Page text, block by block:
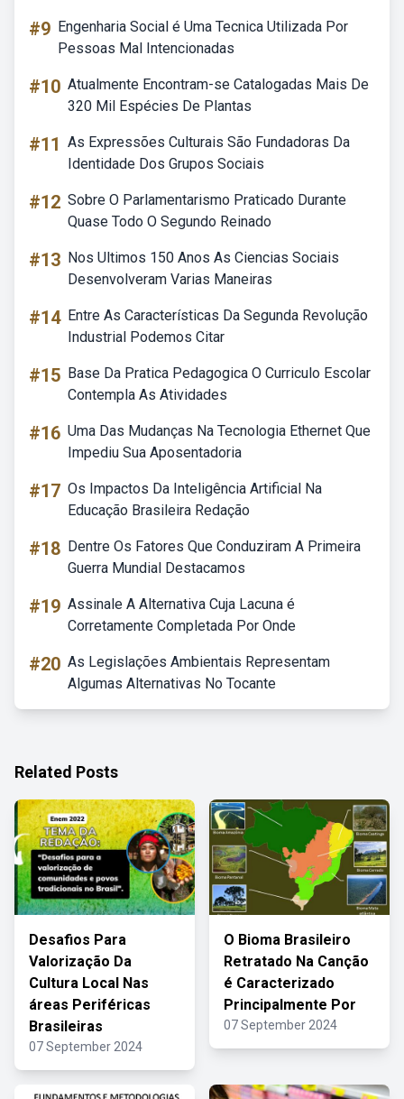
#9 Engenharia Social é Uma Tecnica Utilizada Por
Pessoas Mal Intencionadas
#10 Atualmente Encontram-se Catalogadas Mais De
320 Mil Espécies De Plantas
#11 As Expressões Culturais São Fundadoras Da
Identidade Dos Grupos Sociais
#12 Sobre O Parlamentarismo Praticado Durante
Quase Todo O Segundo Reinado
#13 Nos Ultimos 150 Anos As Ciencias Sociais
Desenvolveram Varias Maneiras
#14 Entre As Características Da Segunda Revolução
Industrial Podemos Citar
#15 Base Da Pratica Pedagogica O Curriculo Escolar
Contempla As Atividades
#16 Uma Das Mudanças Na Tecnologia Ethernet Que
Impediu Sua Aposentadoria
#17 Os Impactos Da Inteligência Artificial Na
Educação Brasileira Redação
#18 Dentre Os Fatores Que Conduziram A Primeira
Guerra Mundial Destacamos
#19 Assinale A Alternativa Cuja Lacuna é
Corretamente Completada Por Onde
#20 As Legislações Ambientais Representam
Algumas Alternativas No Tocante
Related Posts
Desafios Para
Valorização Da
Cultura Local Nas
áreas Periféricas
Brasileiras
07 September 2024
O Bioma Brasileiro
Retratado Na Canção
é Caracterizado
Principalmente Por
07 September 2024